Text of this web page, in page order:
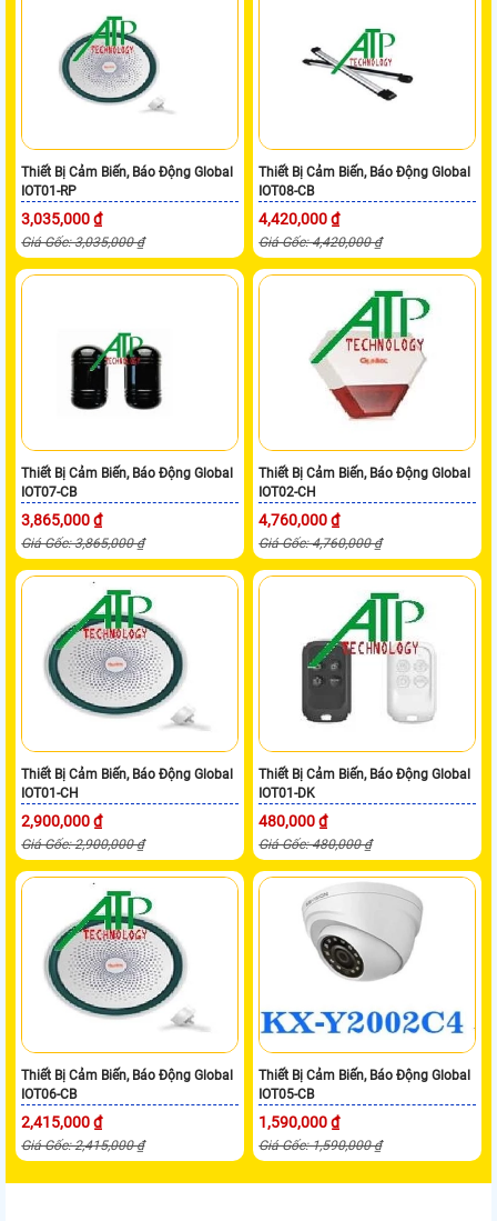
Thiết Bị Cảm Biến, Báo Động Global
IOT01-RP
3,035,000 ₫
Giá Gốc: 3,035,000 ₫
Thiết Bị Cảm Biến, Báo Động Global
IOT08-CB
4,420,000 ₫
Giá Gốc: 4,420,000 ₫
Thiết Bị Cảm Biến, Báo Động Global
IOT07-CB
3,865,000 ₫
Giá Gốc: 3,865,000 ₫
Thiết Bị Cảm Biến, Báo Động Global
IOT02-CH
4,760,000 ₫
Giá Gốc: 4,760,000 ₫
Thiết Bị Cảm Biến, Báo Động Global
IOT01-CH
2,900,000 ₫
Giá Gốc: 2,900,000 ₫
Thiết Bị Cảm Biến, Báo Động Global
IOT01-DK
480,000 ₫
Giá Gốc: 480,000 ₫
Thiết Bị Cảm Biến, Báo Động Global
IOT06-CB
2,415,000 ₫
Giá Gốc: 2,415,000 ₫
Thiết Bị Cảm Biến, Báo Động Global
IOT05-CB
1,590,000 ₫
Giá Gốc: 1,590,000 ₫